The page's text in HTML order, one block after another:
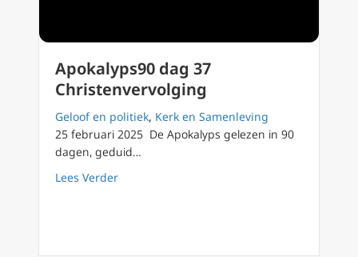
Apokalyps90 dag 37
Christenvervolging
Geloof en politiek, Kerk en Samenleving
25 februari 2025 De Apokalyps gelezen in 90
dagen, geduid…
Lees Verderabout Apokalyps90 dag 37